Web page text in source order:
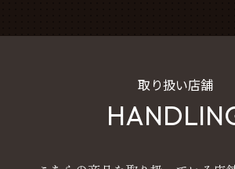
取り扱い店舗